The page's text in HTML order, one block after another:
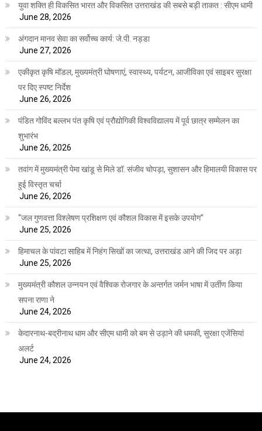
युवा शक्ति ही विकसित भारत और विकसित उत्तराखंड की सबसे बड़ी ताकत : सीएम धामी
June 28, 2026
अंगदान मानव सेवा का सर्वोच्च कार्य: जे.पी. नड्डा
June 27, 2026
एकीकृत कृषि मॉडल, मुख्यमंत्री घोषणाएं, स्वास्थ्य, पर्यटन, आजीविका एवं साइबर सुरक्षा
पर दिए स्पष्ट निर्देश
June 26, 2026
पंडित गोविंद बल्लभ पंत कृषि एवं प्रौद्योगिकी विश्वविद्यालय में पूर्व छात्र सम्मेलन का
शुभारंभ
June 26, 2026
तवांग में मुख्यमंत्री पेमा खांडू से मिले डॉ. संजीव चोपड़ा, सुशासन और हिमालयी विकास पर
हुई विस्तृत चर्चा
June 26, 2026
“जल गुणवत्ता विश्लेषण प्रशिक्षण एवं कौशल विकास में इसके उपयोग”
June 25, 2026
हिमाचल के पांवटा साहिब में निहंग सिखों का जत्था, उत्तराखंड आने की जिद पर अड़ा
June 25, 2026
मुख्यमंत्री कौशल उन्नयन एवं वैश्विक रोजगार के अन्तर्गत जर्मन भाषा में उर्तीण किया
सपना राणा ने
June 24, 2026
केदारनाथ-बद्रीनाथ धाम और सीएम धामी को बम से उड़ाने की धमकी, सुरक्षा एजेंसियां
अलर्ट
June 24, 2026